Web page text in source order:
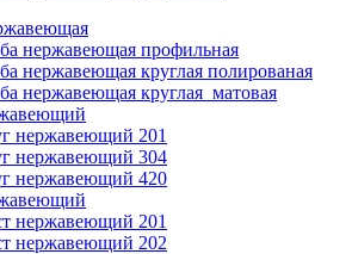
нержавеющая профильная
нержавеющая круглая полированая
нержавеющая круглая матовая
нержавеющий 201
нержавеющий 304
нержавеющий 420
нержавеющий 201
нержавеющий 202